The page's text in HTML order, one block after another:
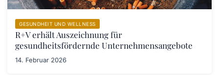
GESUNDHEIT UND WELLNESS
R+V erhält Auszeichnung für
gesundheitsfördernde Unternehmensangebote
14. Februar 2026